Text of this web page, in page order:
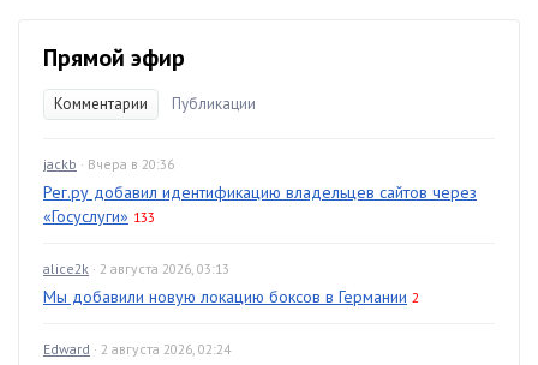
Прямой эфир
Комментарии Публикации
jackb · Вчера в 20:36
Рег.ру добавил идентификацию владельцев сайтов через
«Госуслуги» 133
alice2k · 2 августа 2026, 03:13
Мы добавили новую локацию боксов в Германии 2
Edward · 2 августа 2026, 02:24